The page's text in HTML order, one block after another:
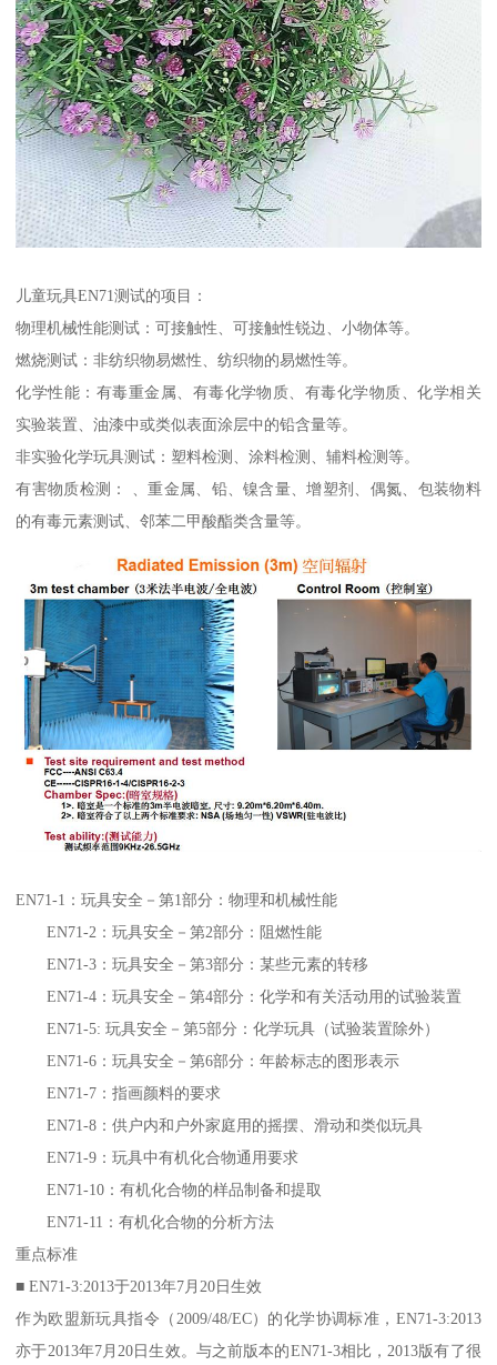
儿童玩具EN71测试的项目：
物理机械性能测试：可接触性、可接触性锐边、小物体等。
燃烧测试：非纺织物易燃性、纺织物的易燃性等。
化学性能：有毒重金属、有毒化学物质、有毒化学物质、化学相关
实验装置、油漆中或类似表面涂层中的铅含量等。
非实验化学玩具测试：塑料检测、涂料检测、辅料检测等。
有害物质检测： 、重金属、铅、镍含量、增塑剂、偶氮、包装物料
的有毒元素测试、邻苯二甲酸酯类含量等。
EN71-1：玩具安全－第1部分：物理和机械性能
EN71-2：玩具安全－第2部分：阻燃性能
EN71-3：玩具安全－第3部分：某些元素的转移
EN71-4：玩具安全－第4部分：化学和有关活动用的试验装置
EN71-5: 玩具安全－第5部分：化学玩具（试验装置除外）
EN71-6：玩具安全－第6部分：年龄标志的图形表示
EN71-7：指画颜料的要求
EN71-8：供户内和户外家庭用的摇摆、滑动和类似玩具
EN71-9：玩具中有机化合物通用要求
EN71-10：有机化合物的样品制备和提取
EN71-11：有机化合物的分析方法
重点标准
■ EN71-3:2013于2013年7月20日生效
作为欧盟新玩具指令（2009/48/EC）的化学协调标准，EN71-3:2013
亦于2013年7月20日生效。与之前版本的EN71-3相比，2013版有了很